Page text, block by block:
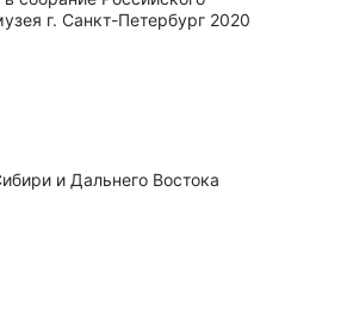
г. Санкт-Петербург 2020
и Дальнего Востока